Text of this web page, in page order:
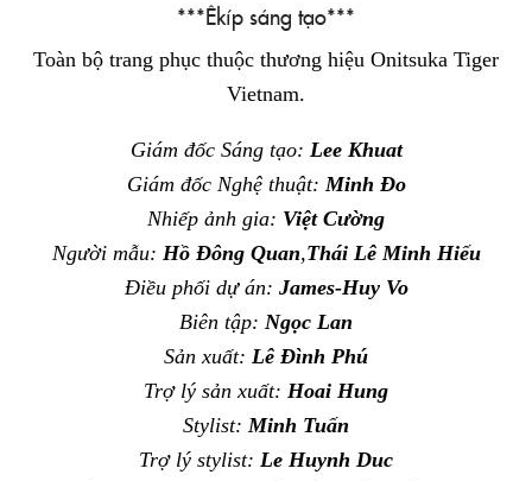
***Êkíp sáng tạo***
Toàn bộ trang phục thuộc thương hiệu Onitsuka Tiger
Vietnam.
Giám đốc Sáng tạo: Lee Khuat
Giám đốc Nghệ thuật: Minh Đo
Nhiếp ảnh gia: Việt Cường
Người mẫu: Hồ Đông Quan,Thái Lê Minh Hiếu
Điều phối dự án: James-Huy Vo
Biên tập: Ngọc Lan
Sản xuất: Lê Đình Phú
Trợ lý sản xuất: Hoai Hung
Stylist: Minh Tuấn
Trợ lý stylist: Le Huynh Duc